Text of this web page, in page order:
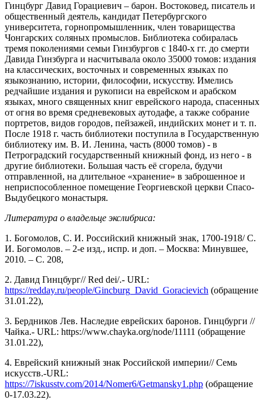
Гинцбург Давид Горациевич – барон. Востоковед, писатель и
общественный деятель, кандидат Петербургского
университета, горнопромышленник, член товарищества
Чонгарских соляных промыслов. Библиотека собиралась
тремя поколениями семьи Гинзбургов с 1840-х гг. до смерти
Давида Гинзбурга и насчитывала около 35000 томов: издания
на классических, восточных и современных языках по
языкознанию, истории, философии, искусству. Имелись
редчайшие издания и рукописи на еврейском и арабском
языках, много священных книг еврейского народа, спасенных
от огня во время средневековых аутодафе, а также собрание
портретов, видов городов, пейзажей, индийских монет и т. п.
После 1918 г. часть библиотеки поступила в Государственную
библиотеку им. В. И. Ленина, часть (8000 томов) - в
Петроградский государственный книжный фонд, из него - в
другие библиотеки. Большая часть её сгорела, будучи
отправленной, на длительное «хранение» в заброшенное и
неприспособленное помещение Георгиевской церкви Спасо-
Выдубецкого монастыря.
Литература о владельце экслибриса:
1. Богомолов, С. И. Российский книжный знак, 1700-1918/ С.
И. Богомолов. – 2-е изд., испр. и доп. – Москва: Минувшее,
2010. – С. 208,
2. Давид Гинцбург// Red dei/.- URL:
https://redday.ru/people/Gincburg_David_Goracievich (обращение
31.01.22),
3. Бердников Лев. Наследие еврейских баронов. Гинцбурги //
Чайка.- URL: https://www.chayka.org/node/11111 (обращение
31.01.22),
4. Еврейский книжный знак Российской империи// Семь
искусств.-URL:
https://7iskusstv.com/2014/Nomer6/Getmansky1.php (обращение
0-17.03.22).